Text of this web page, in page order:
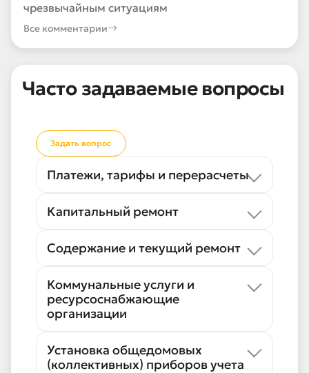
чрезвычайным ситуациям
Все комментарии
Часто задаваемые вопросы
Задать вопрос
Платежи, тарифы и перерасчеты
Капитальный ремонт
Содержание и текущий ремонт
Коммунальные услуги и
ресурсоснабжающие
организации
Установка общедомовых
(коллективных) приборов учета